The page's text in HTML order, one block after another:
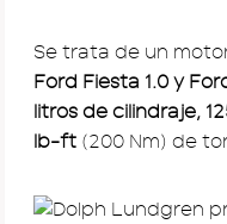
Se trata de un
Ford Fiesta 1.0 y
litros de cilindraje,
lb-ft (200 Nm) de